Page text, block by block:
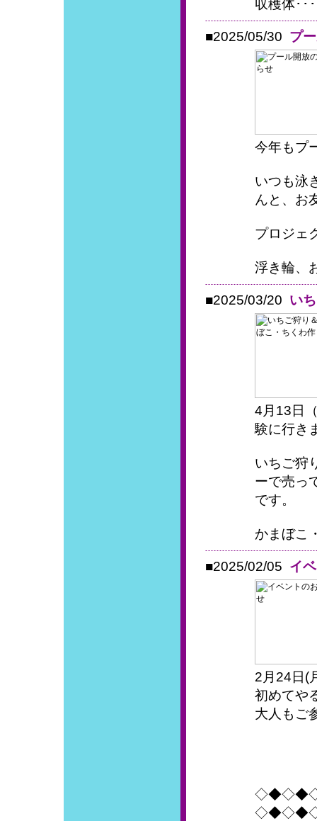
収穫体･･･
■2025/05/30 プ
今年もプ
いつも泳
んと、お
プロジェ
浮き輪、
■2025/03/20 い
4月13日
験に行き
いちご狩
ーで売っ
です。
かまぼこ
■2025/02/05 イ
2月24日(
初めてや
大人もご